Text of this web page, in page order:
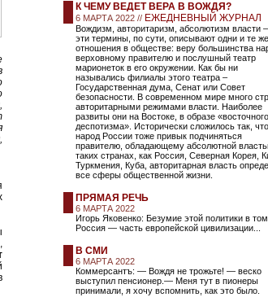
К ЧЕМУ ВЕДЕТ ВЕРА В ВОЖДЯ?
6 МАРТА 2022 // ЕЖЕДНЕВНЫЙ ЖУРНАЛ
Вождизм, авторитаризм, абсолютизм власти
эти термины, по сути, описывают одни и те же
отношения в обществе: веру большинства
верховному правителю и послушный театр
марионеток в его окружении. Как бы ни
назывались филиалы этого театра –
Государственная дума, Сенат или Совет
безопасности. В современном мире много
авторитарными режимами власти. Наиболее
развиты они на Востоке, в образе «восточного
деспотизма». Исторически сложилось так,
народ России тоже привык подчиняться
правителю, обладающему абсолютной
таких странах, как Россия, Северная Корея,
Туркмения, Куба, авторитарная власть
все сферы общественной жизни.
ПРЯМАЯ РЕЧЬ
6 МАРТА 2022
Игорь Яковенко: Безумие этой политики в
Россия — часть европейской цивилизации...
В СМИ
6 МАРТА 2022
Коммерсантъ: — Вождя не трожьте! — веско
выступил пенсионер.— Меня тут в пионеры
принимали, я хочу вспомнить, как это было.